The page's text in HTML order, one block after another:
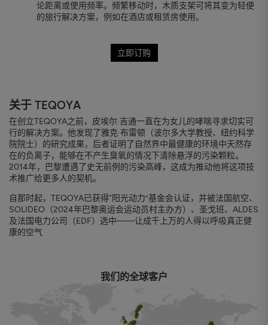
论距离或使用频率。频繁移动时，木质支架可将其变为轻便
的旅行解决方案，例如在酒店或租赁房使用。
立即订购
关于 TEQOYA
在创立TEQOYA之前，皮埃尔·吉通一直在为女儿的哮喘寻求切实可
行的解决方案。他发现了雅克·布雷顿（波尔多大学教授、纽约科学
院院士）的研究成果，后者证明了自然界中最健康的环境中天然存
在的负离子，能够在不产生臭氧的情况下清除悬浮的污染颗粒。
2014年，巴黎遭遇了史无前例的污染高峰，这成为推动他将这项技
术推广给更多人的契机。
自那时起，TEQOYA已获得“阳光动力”基金会认证，并被法国航空、
SOLIDEO（2024年巴黎奥运会运动员村主办方）、圣戈班、ALDES
及法国电力公司（EDF）选中——让成千上万的人得以呼吸真正健
康的空气
我们的全球客户